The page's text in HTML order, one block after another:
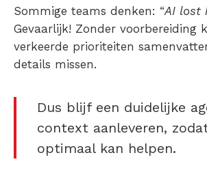
Sommige teams denken: “AI lost
Gevaarlijk! Zonder voorbereiding
verkeerde prioriteiten
details missen.
Dus blijf een duidelijke
context aanleveren,
optimaal kan helpen.